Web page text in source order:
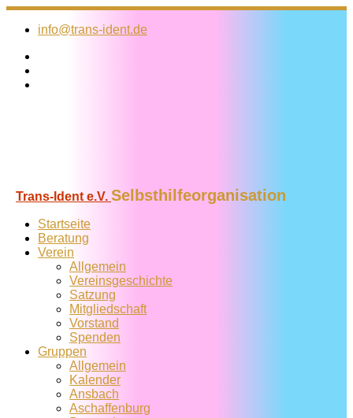
Zum
Inhalt
info@trans-ident.de
Trans-Ident e.V. Selbsthilfeorganisation
Startseite
Beratung
Verein
Allgemein
Vereins­geschichte
Satzung
Mitglied­schaft
Vorstand
Spenden
Gruppen
Allgemein
Kalender
Ansbach
Aschaffenburg